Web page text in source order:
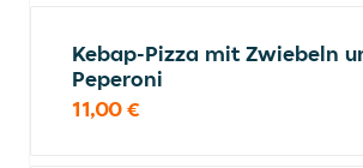
Kebap-Pizza mit Zwiebeln
Peperoni
11,00 €